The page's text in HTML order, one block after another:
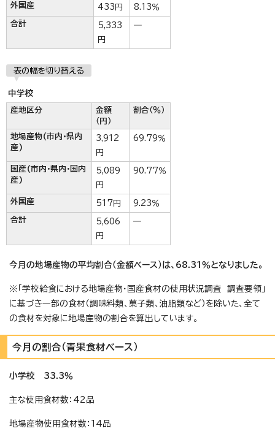
外国産 433円 8.13％
合計
5,333
円
―
表の幅を切り替える
中学校
産地区分
金額
（円）
割合（％）
地場産物(市内・県内
産)
3,912
円
69.79％
国産(市内・県内・国内
産)
5,089
円
90.77％
外国産 517円 9.23％
合計
5,606
円
―
今月の地場産物の平均割合（金額ベース）は、68.31％となりました。
※「学校給食における地場産物・国産食材の使用状況調査 調査要領」
に基づき一部の食材（調味料類、菓子類、油脂類など）を除いた、全て
の食材を対象に地場産物の割合を算出しています。
今月の割合（青果食材ベース）
小学校 33.3％
主な使用食材数：42品
地場産物使用食材数：14品